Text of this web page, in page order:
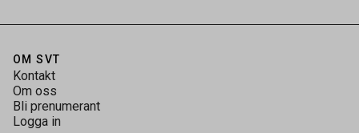
OM SVT
Kontakt
Om oss
Bli prenumerant
Logga in